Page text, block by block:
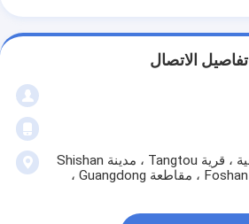
تفاصيل الاتصال
منطقة Jinguang الصناعية ، قرية Tangtou ، مدينة Shishan
، منطقة Nanhai ، مدينة Foshan ، مقاطعة Guangdong ،